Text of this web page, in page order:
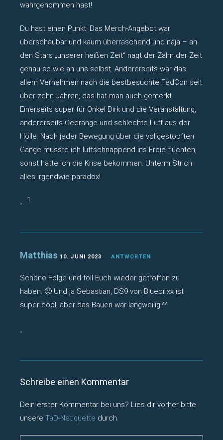
wahrgenommen hast!
Du hast einen Punkt: Das Merch-Angebot war
überschaubar und kaum überraschend und naja – an
den Stars „unserer heißen Zeit“ nagt der Zahn der Zeit
genau so wie an uns selbst. Andererseits war das
allem Vernehmen nach die bestbesuchte FedCon seit
über zehn Jahren, das hat man auch gemerkt.
Einerseits super für Onkel Dirk und die Veranstaltung,
andererseits Gedränge und schlechte Luft aus der
Hölle. Nach jeder Bewegung über die vollgestopften
Gänge musste ich luftschnappend ins Freie flüchten,
sonst hätte ich die Krise bekommen. Unterm Strich
alles irgendwie paradox!
1
Matthias 10. JUNI 2023 ANTWORTEN
Schöne Folge und toll Euch wieder getroffen zu
haben. 🙂 Und ja Sebastian, DS9 von Bluebrixx ist
super cool, aber das Bauen war langweilig.^^
Schreibe einen Kommentar
Dein erster Kommentar bei uns? Lies dir vorher bitte
unsere TaD-Netiquette durch.